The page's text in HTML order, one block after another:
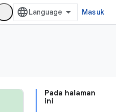
Masuk
Pada halaman
ini